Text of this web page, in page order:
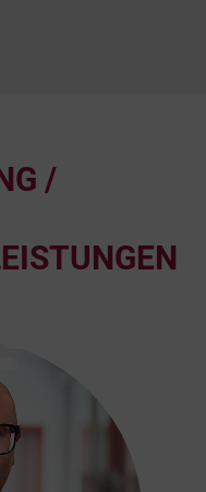
/